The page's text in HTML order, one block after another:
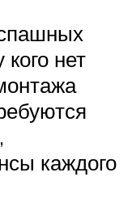
нет
каждого